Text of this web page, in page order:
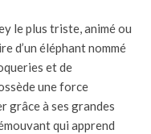
le plus triste, animé ou
d’un éléphant nommé
et de
une force
grâce à ses grandes
qui apprend